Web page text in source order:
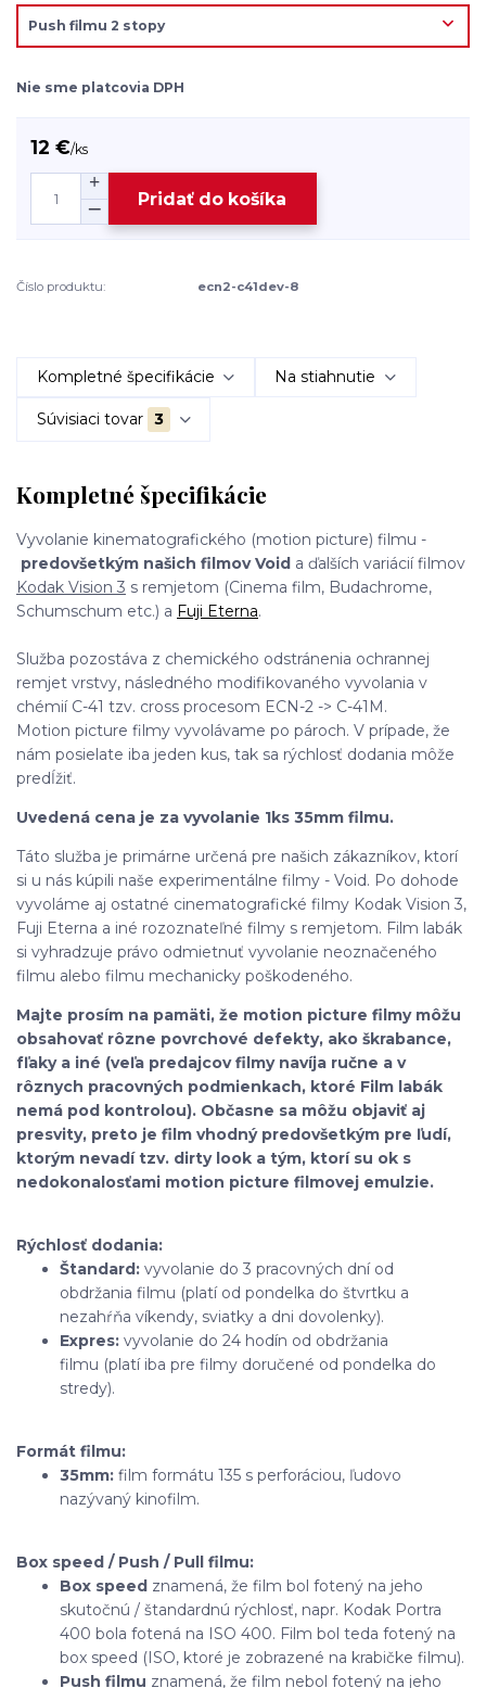
Nie sme platcovia DPH
12 €/ks
Pridať do košíka
Číslo produktu: ecn2-c41dev-8
Kompletné špecifikácie Na stiahnutie
Súvisiaci tovar 3
Kompletné špecifikácie
Vyvolanie kinematografického (motion picture) filmu -
predovšetkým našich filmov Void a ďalších variácií filmov
Kodak Vision 3 s remjetom (Cinema film, Budachrome,
Schumschum etc.) a Fuji Eterna.
Služba pozostáva z chemického odstránenia ochrannej
remjet vrstvy, následného modifikovaného vyvolania v
chémií C-41 tzv. cross procesom ECN-2 -> C-41M.
Motion picture filmy vyvolávame po pároch. V prípade, že
nám posielate iba jeden kus, tak sa rýchlosť dodania môže
predĺžiť.
Uvedená cena je za vyvolanie 1ks 35mm filmu.
Táto služba je primárne určená pre našich zákazníkov, ktorí
si u nás kúpili naše experimentálne filmy - Void. Po dohode
vyvoláme aj ostatné cinematografické filmy Kodak Vision 3,
Fuji Eterna a iné rozoznateľné filmy s remjetom. Film labák
si vyhradzuje právo odmietnuť vyvolanie neoznačeného
filmu alebo filmu mechanicky poškodeného.
Majte prosím na pamäti, že motion picture filmy môžu
obsahovať rôzne povrchové defekty, ako škrabance,
fľaky a iné (veľa predajcov filmy navíja ručne a v
rôznych pracovných podmienkach, ktoré Film labák
nemá pod kontrolou). Občasne sa môžu objaviť aj
presvity, preto je film vhodný predovšetkým pre ľudí,
ktorým nevadí tzv. dirty look a tým, ktorí su ok s
nedokonalosťami motion picture filmovej emulzie.
Rýchlosť dodania:
Štandard: vyvolanie do 3 pracovných dní od
obdržania filmu (platí od pondelka do štvrtku a
nezahŕňa víkendy, sviatky a dni dovolenky).
Expres: vyvolanie do 24 hodín od obdržania
filmu (platí iba pre filmy doručené od pondelka do
stredy).
Formát filmu:
35mm: film formátu 135 s perforáciou, ľudovo
nazývaný kinofilm.
Box speed / Push / Pull filmu:
Box speed znamená, že film bol fotený na jeho
skutočnú / štandardnú rýchlosť, napr. Kodak Portra
400 bola fotená na ISO 400. Film bol teda fotený na
box speed (ISO, ktoré je zobrazené na krabičke filmu).
Push filmu znamená, že film nebol fotený na jeho